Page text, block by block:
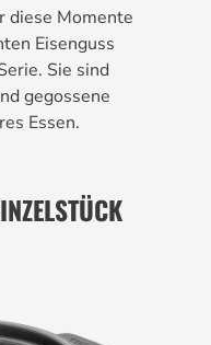
diese Momente
Eisenguss
Sie sind
gegossene
Essen.